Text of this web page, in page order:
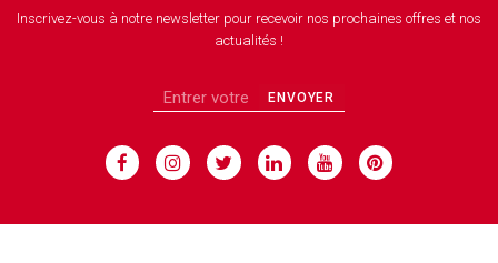
Inscrivez-vous à notre newsletter pour recevoir nos prochaines offres et nos
actualités !
ENVOYER